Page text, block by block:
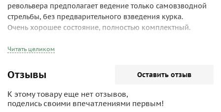
револьвера предполагает ведение только самовзводной
стрельбы, без предварительного взведения курка.
Очень хорошее состояние, полностью комплектный.
Читать целиком
Отзывы Оставить отзыв
К этому товару еще нет отзывов,
поделись своими впечатлениями первым!